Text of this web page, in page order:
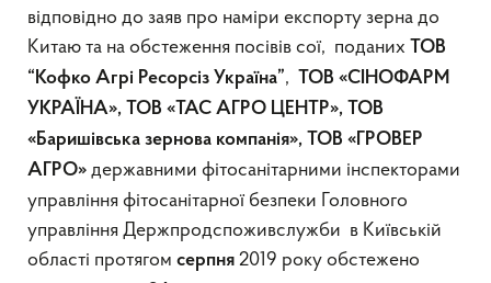
відповідно до заяв про наміри експорту зерна до
Китаю та на обстеження посівів сої, поданих ТОВ
“Кофко Агрі Ресорсіз Україна”,
ТОВ «СІНОФАРМ
УКРАЇНА», ТОВ «ТАС АГРО ЦЕНТР», ТОВ
«Баришівська зернова компанія», ТОВ «ГРОВЕР
АГРО» державними фітосанітарними інспекторами
управління фітосанітарної безпеки Головного
управління Держпродспоживслужби в Київській
області протягом серпня 2019 року обстежено